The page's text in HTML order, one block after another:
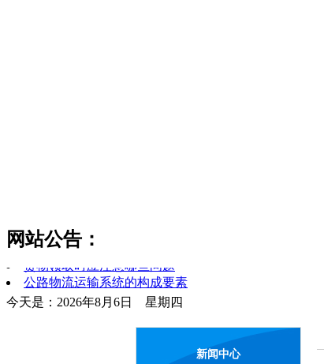
网站公告：
货物领取时应注意哪些问题
公路物流运输系统的构成要素
货运和物流的区分
今天是：2026年8月6日 星期四
新闻中心